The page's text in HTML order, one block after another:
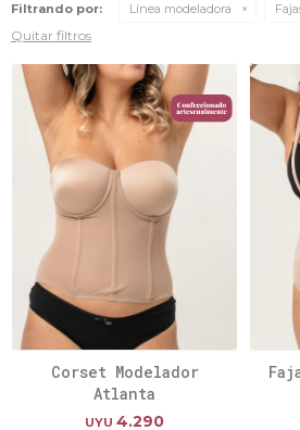
Filtrando por: Línea modeladora
Quitar filtros
Corset Modelador
Atlanta
UYU 4.290